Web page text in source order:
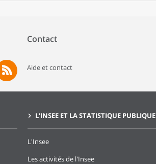
Contact
Aide et contact
L'INSEE ET LA STATISTIQUE PUBLIQUE
L'Insee
Les activités de l'Insee